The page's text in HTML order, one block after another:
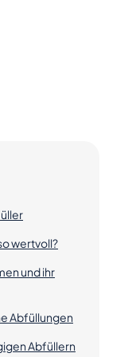
wertvoll?
und ihr
Abfüllungen
Abfüllern